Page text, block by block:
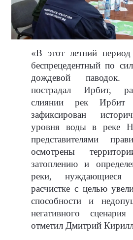
«В этот летний период
беспрецедентный по
дождевой паводок.
пострадал Ирбит,
слиянии рек
зафиксирован
уровня воды в реке
представителями
осмотрены
затоплению и
реки, нуждающиеся
расчистке с целью
способности и
негативного
отметил Дмитрий